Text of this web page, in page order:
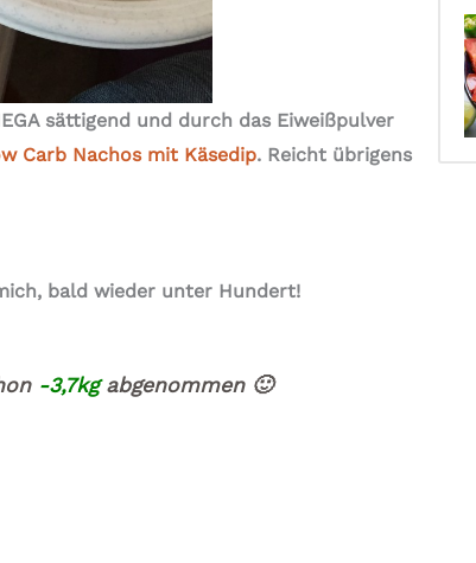
sättigend und durch das Eiweißpulver
Carb Nachos mit Käsedip. Reicht übrigens
bald wieder unter Hundert!
-3,7kgabgenommen 🙂